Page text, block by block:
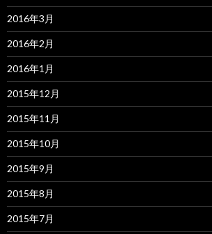
2016年3月
2016年2月
2016年1月
2015年12月
2015年11月
2015年10月
2015年9月
2015年8月
2015年7月